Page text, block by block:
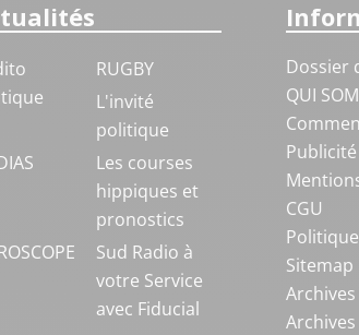
RUGBY
L'invité
politique
Les courses
hippiques et
pronostics
Sud Radio à
votre Service
avec Fiducial
Dossier
QUI
Publicité
CGU
Sitemap